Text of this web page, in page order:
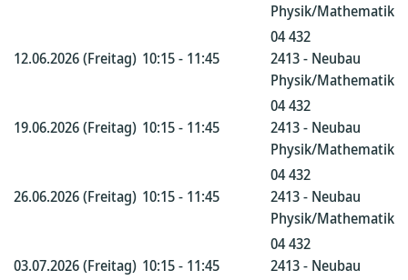
Physik/Mathematik
12.06.2026 (Freitag) 10:15 - 11:45
04 432
2413 - Neubau
Physik/Mathematik
19.06.2026 (Freitag) 10:15 - 11:45
04 432
2413 - Neubau
Physik/Mathematik
26.06.2026 (Freitag) 10:15 - 11:45
04 432
2413 - Neubau
Physik/Mathematik
03.07.2026 (Freitag) 10:15 - 11:45
04 432
2413 - Neubau